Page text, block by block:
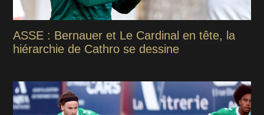
ASSE : Bernauer et Le Cardinal en tête, la
hiérarchie de Cathro se dessine